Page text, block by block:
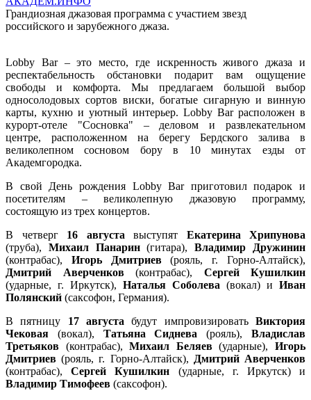
Грандиозная джазовая программа с участием звезд
российского и зарубежного джаза.
Lobby Bar – это место, где искренность живого джаза и
респектабельность обстановки подарит вам ощущение
свободы и комфорта. Мы предлагаем большой выбор
односолодовых сортов виски, богатые сигарную и винную
карты, кухню и уютный интерьер. Lobby Bar расположен в
курорт-отеле "Сосновка" ‪– деловом и развлекательном
центре, расположенном на берегу Бердского залива в
великолепном сосновом бору в 10 минутах езды от
Академгородка.
В свой День рождения Lobby Bar приготовил подарок и
посетителям ‪– великолепную джазовую программу,
состоящую из трех концертов.
В четверг 16 августа выступят Екатерина Хрипунова
(труба), Михаил Панарин(гитара),Владимир Дружинин
(контрабас), Игорь Дмитриев(рояль, г. Горно-Алтайск),
Дмитрий Аверченков(контрабас), Сергей Кушилкин
(ударные, г. Иркутск), Наталья Соболева (вокал) и Иван
Полянский (саксофон, Германия).
В пятницу 17 августа будут импровизироватьВиктория
Чековая (вокал), Татьяна Сиднева (рояль), Владислав
Третьяков (контрабас),Михаил Беляев(ударные),Игорь
Дмитриев (рояль, г. Горно-Алтайск), Дмитрий Аверченков
(контрабас),Сергей Кушилкин (ударные, г. Иркутск) и
Владимир Тимофеев (саксофон).